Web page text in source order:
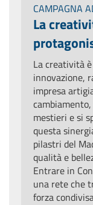
CAMPAGNA
La
La creatività
innovazione,
impresa
mestieri e si
questa
pilastri del
qualità e
Entrare in
una rete che
forza